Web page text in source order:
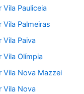
Pauliceia
Palmeiras
Paiva
Olímpia
Nova Mazzei
Vila Nova